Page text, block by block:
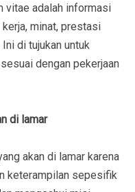
vitae adalah informasi
minat, prestasi
di tujukan untuk
dengan pekerjaan
di lamar
akan di lamar karena
keterampilan sepesifik